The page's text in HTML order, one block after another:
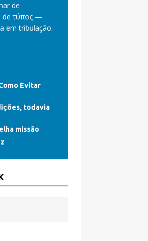
de
de τύπος —
em tribulação.
Evitar
todavia
missão